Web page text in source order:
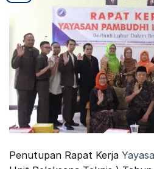
Penutupan Rapat Kerja